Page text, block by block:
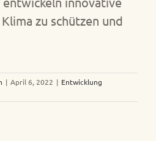
zu schützen und
| April 6, 2022 | Entwicklung